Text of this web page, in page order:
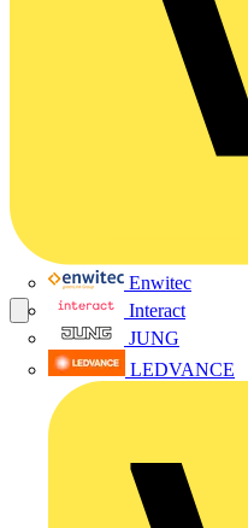
Enwitec
Interact
JUNG
LEDVANCE